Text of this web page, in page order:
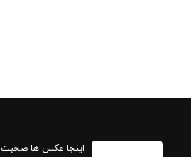
اینجا عکس ها صحبت